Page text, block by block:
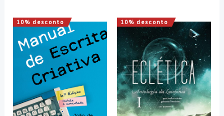
10% desconto
O
preço
original
era:
12,00 €.
O
preço
atual
é:
10,80 €.
10% desconto
O
preço
original
era:
20,00 €.
O
preço
atual
é:
18,00 €.